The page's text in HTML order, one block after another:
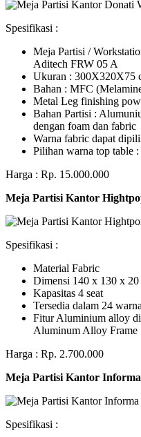
Spesifikasi :
Meja Partisi /
Aditech FRW 05 A
Ukuran : 300X320X75
Bahan : MFC
Metal Leg finishing
Bahan Partisi :
dengan foam dan fabric
Warna fabric dapat
Pilihan warna top table
Harga : Rp. 15.000.000
Meja Partisi Kantor
Spesifikasi :
Material Fabric
Dimensi 140 x 130 x 20
Kapasitas 4 seat
Tersedia dalam 24
Fitur Aluminium alloy
Aluminum Alloy Frame
Harga : Rp. 2.700.000
Meja Partisi Kantor Informa
Spesifikasi :